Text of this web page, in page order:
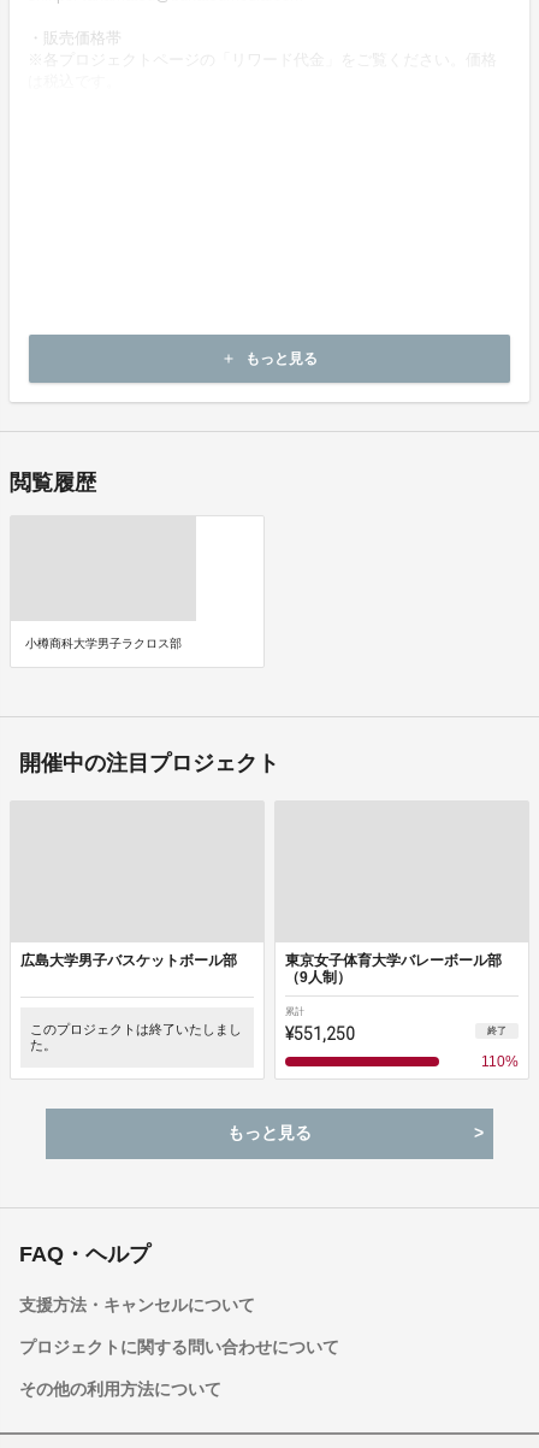
・販売価格帯
※各プロジェクトページの「リワード代金」をご覧ください。価格
本プロジェクトは実行確約型です。
add もっと見る
閲覧履歴
小樽商科大学男子ラクロス部
開催中の注目プロジェクト
広島大学男子バスケットボール部
このプロジェクトは終了いたしまし
た。
東京女子体育大学バレーボール部
（9人制）
累計
¥551,250 終了
110%
もっと見る
FAQ・ヘルプ
支援方法・キャンセルについて
プロジェクトに関する問い合わせについて
その他の利用方法について